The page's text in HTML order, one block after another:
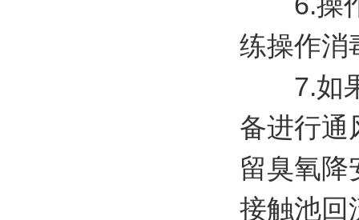
练操作消
7.如果
备进行通
留臭氧降
接触池回